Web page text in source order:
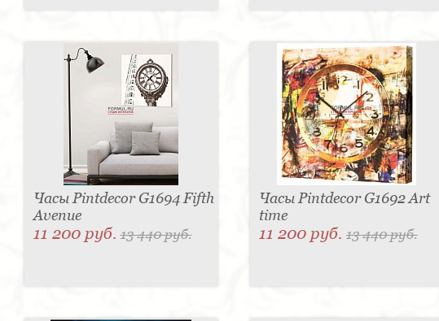
Часы Pintdecor G1694 Fifth
Avenue
11 200 руб.13 440 руб.
Часы Pintdecor G1692 Art
time
11 200 руб. 13 440 руб.